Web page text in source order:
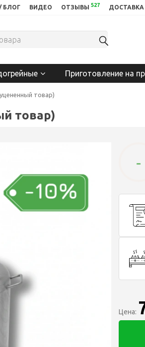
БЛОГ ВИДЕО ОТЗЫВЫ 527
Приготовление на
товар)
товар)
-
Цена: